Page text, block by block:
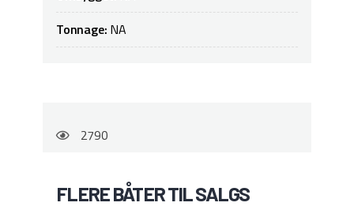
Tonnage: NA
2790
FLERE BÅTER TIL SALGS